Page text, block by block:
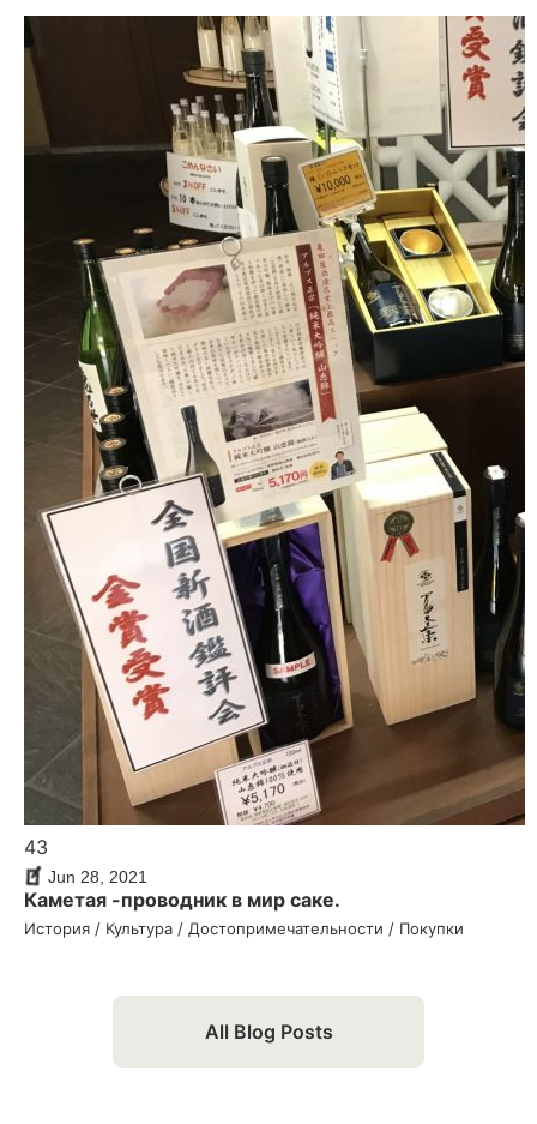
43
Jun 28, 2021
Каметая -проводник в мир саке.
История / Культура / Достопри­ме­ча­тель­но­сти / Покупки
All Blog Posts